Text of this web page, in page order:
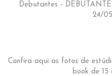
Debutantes -
24/
Confira aqui as fotos de
book de 15